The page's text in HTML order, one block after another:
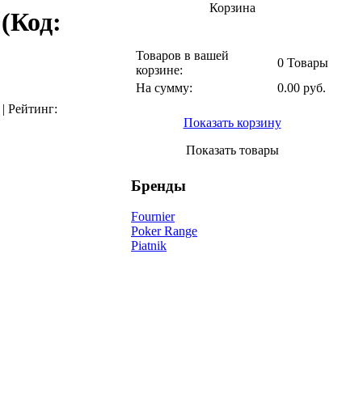
(Код:
| Рейтинг:
Корзина
Товаров в вашей
корзине:
0 Товары
На сумму:
0.00 руб.
Показать корзину
Показать товары
Бренды
Fournier
Poker Range
Piatnik